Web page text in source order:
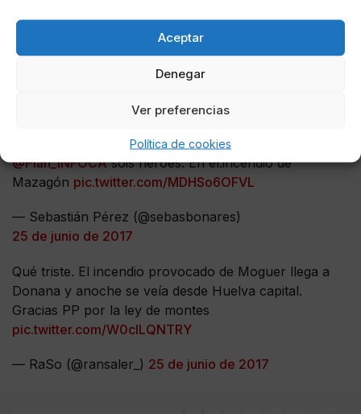
Aceptar
Denegar
Ver preferencias
Política de cookies
Mazagón. Trasladan a los evacuados a Moguer.
#IFMazagon pic.twitter.com/FvUpmUjz2N
25 de junio de 2017
Titánica labor de los medios de extinción.
@Plan_INFOCAsois héroes. En el.incendio de
Mazagón pic.twitter.com/MDHSo6OFVL
— Sebastián Pérez (@sebasbonares)
25 de junio de 2017
Qué triste. El incendio provocado de Moguer llega a
Donana y anoche se veía desde Huelva capital.
Gracias PP por la ley de montes
pic.twitter.com/W0clLQNTRY
— RaSo (@ransaler_) 25 de junio de 2017